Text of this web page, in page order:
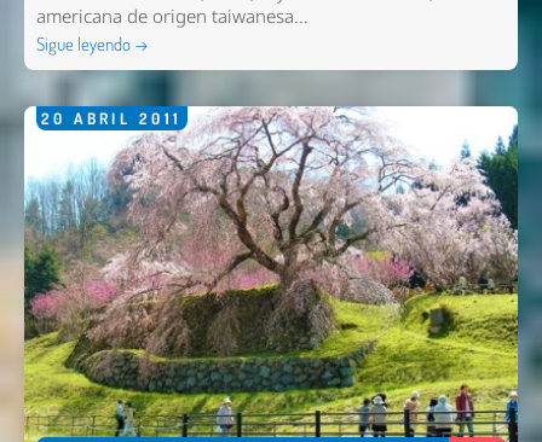
americana de origen taiwanesa...
Sigue leyendo →
20 ABRIL 2011